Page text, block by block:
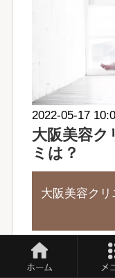
2022-05-17
大阪美容ク
ミは？
大阪美容クリ
全身脱毛